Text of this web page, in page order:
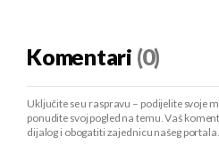
Komentari (0)
Uključite se u raspravu – podijelite svoje
ponudite svoj pogled na temu. Vaš
dijalog i obogatiti zajednicu našeg portala.